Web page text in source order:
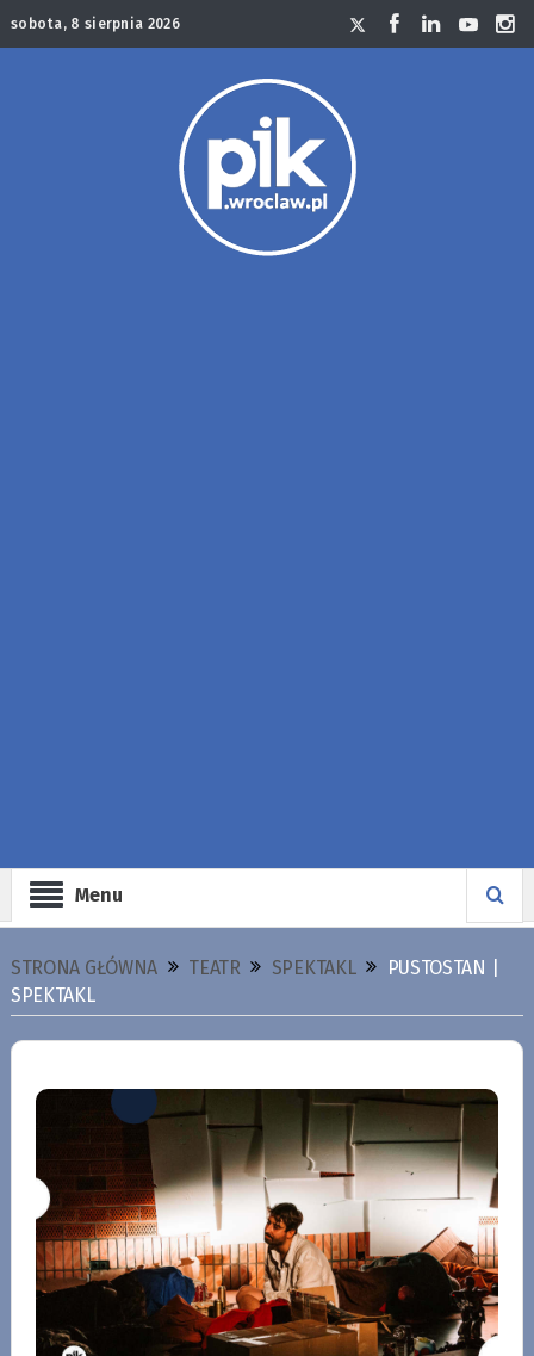
sobota, 8 sierpnia 2026
Menu
STRONA GŁÓWNA TEATR SPEKTAKL
PUSTOSTAN |
SPEKTAKL